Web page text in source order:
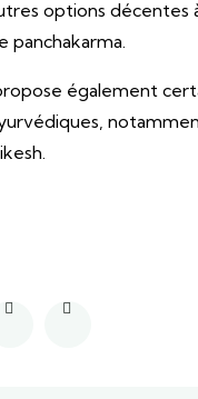
options décentes
panchakarma.
également